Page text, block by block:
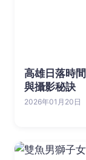
高雄日落時
與攝影秘訣
2026年01月20日